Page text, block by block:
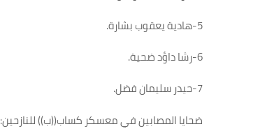
5- هادية يعقوب بشارة.
6- رشا داؤد ضحية.
7- حيدر سليمان فضل.
ضحايا المصابين في معسكر كساب((ب)) للنازحين: